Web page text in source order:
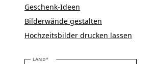
Geschenk-Ideen
Bilderwände gestalten
Hochzeitsbilder drucken lassen
LANDBITTE WÄHLEN SIE IHR LAND